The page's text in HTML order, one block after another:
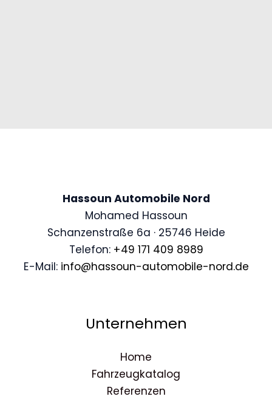
Hassoun Automobile Nord
Mohamed Hassoun
Schanzenstraße 6a · 25746 Heide
Telefon: +49 171 409 8989
E-Mail: info@hassoun-automobile-nord.de
Unternehmen
Home
Fahrzeugkatalog
Referenzen